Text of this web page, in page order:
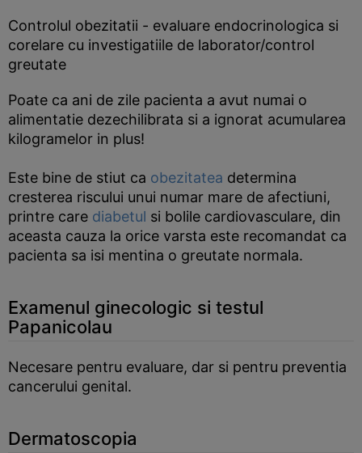
Controlul obezitatii - evaluare endocrinologica si
corelare cu investigatiile de laborator/control
greutate
Poate ca ani de zile pacienta a avut numai o
alimentatie dezechilibrata si a ignorat acumularea
kilogramelor in plus!
Este bine de stiut ca obezitatea determina
cresterea riscului unui numar mare de afectiuni,
printre care diabetul si bolile cardiovasculare, din
aceasta cauza la orice varsta este recomandat ca
pacienta sa isi mentina o greutate normala.
Examenul ginecologic si testul
Papanicolau
Necesare pentru evaluare, dar si pentru preventia
cancerului genital.
Dermatoscopia